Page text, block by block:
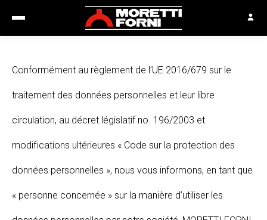
Conformément au règlement de l’UE 2016/679 sur le
traitement des données personnelles et leur libre
circulation, au décret législatif no. 196/2003 et
modifications ultérieures « Code sur la protection des
données personnelles », nous vous informons, en tant que
« personne concernée » sur la manière d’utiliser les